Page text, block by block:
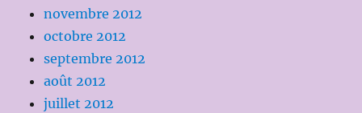
novembre 2012
octobre 2012
septembre 2012
août 2012
juillet 2012